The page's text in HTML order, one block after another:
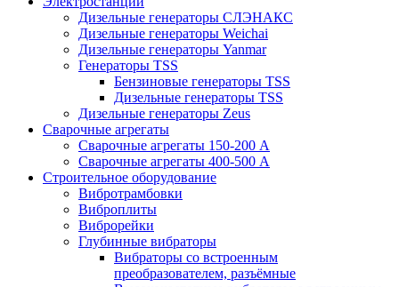
Дизельные генераторы СЛЭНАКС
Дизельные генераторы Weichai
Дизельные генераторы Yanmar
Генераторы TSS
Бензиновые генераторы TSS
Дизельные генераторы TSS
Дизельные генераторы Zeus
Сварочные агрегаты
Сварочные агрегаты 150-200 А
Сварочные агрегаты 400-500 А
Строительное оборудование
Вибротрамбовки
Виброплиты
Виброрейки
Глубинные вибраторы
Вибраторы со встроенным
преобразователем, разъёмные